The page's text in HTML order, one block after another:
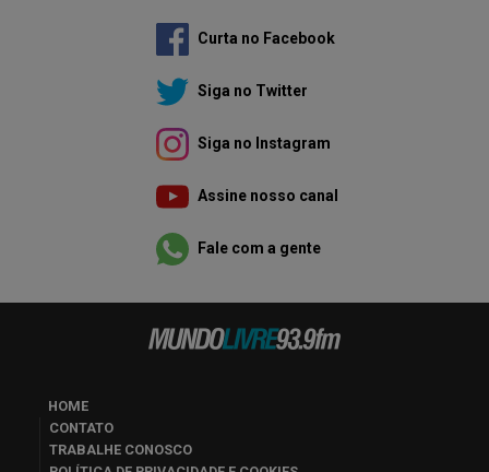
Curta no Facebook
Siga no Twitter
Siga no Instagram
Assine nosso canal
Fale com a gente
HOME
CONTATO
TRABALHE CONOSCO